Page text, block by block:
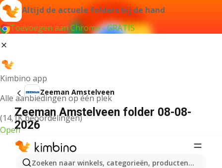
Altijd de actuele folders bij de hand
Toevoegen aan Chrome - GRATIS
Kimbino app
Alle aanbiedingen op één plek
(14,1K beoordelingen)
Open
Zoeken naar winkels, categorieën, producten...
Zeeman Amstelveen
Zeeman Amstelveen folder 08-08-
2026